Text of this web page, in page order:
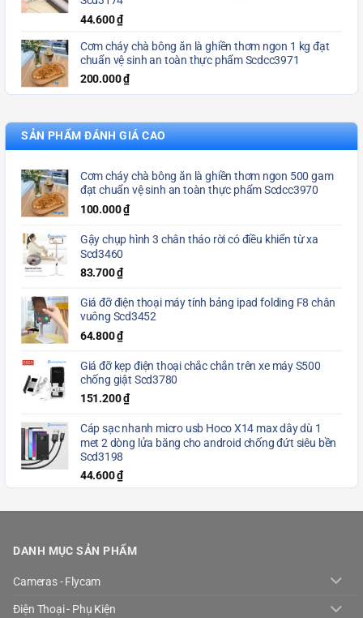
44.600₫
Cơm cháy chà bông ăn là ghiền thơm ngon 1 kg đạt
chuẩn vệ sinh an toàn thực phẩm Scdcc3971
200.000₫
SẢN PHẨM ĐÁNH GIÁ CAO
Cơm cháy chà bông ăn là ghiền thơm ngon 500 gam
đạt chuẩn vệ sinh an toàn thực phẩm Scdcc3970
100.000₫
Gậy chụp hình 3 chân tháo rời có điều khiển từ xa
Scd3460
83.700₫
Giá đỡ điện thoại máy tính bảng ipad folding F8 chân
vuông Scd3452
64.800₫
Giá đỡ kẹp điện thoại chắc chắn trên xe máy S500
chống giật Scd3780
151.200₫
Cáp sạc nhanh micro usb Hoco X14 max dây dù 1
met 2 dòng lửa băng cho android chống đứt siêu bền
Scd3198
44.600₫
DANH MỤC SẢN PHẨM
Cameras - Flycam
Điện Thoại - Phụ Kiện